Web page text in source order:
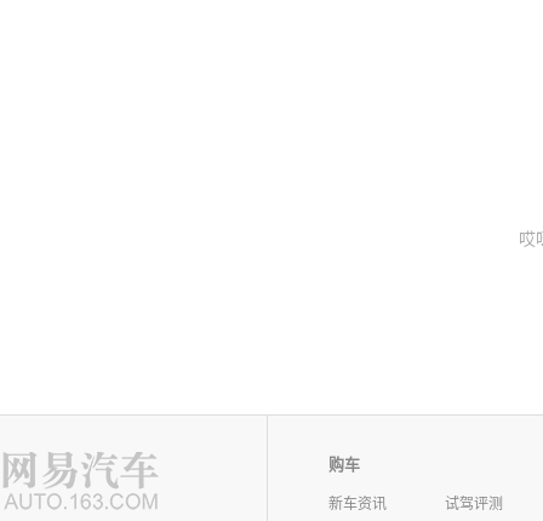
哎
购车
新车资讯
试驾评测